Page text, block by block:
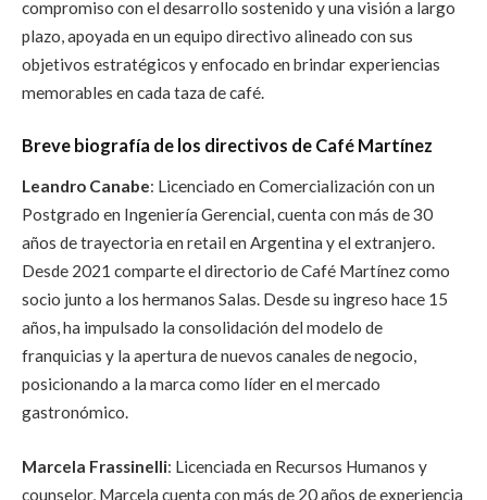
compromiso con el desarrollo sostenido y una visión a largo
plazo, apoyada en un equipo directivo alineado con sus
objetivos estratégicos y enfocado en brindar experiencias
memorables en cada taza de café.
Breve biografía de los directivos de Café Martínez
Leandro Canabe: Licenciado en Comercialización con un
Postgrado en Ingeniería Gerencial, cuenta con más de 30
años de trayectoria en retail en Argentina y el extranjero.
Desde 2021 comparte el directorio de Café Martínez como
socio junto a los hermanos Salas. Desde su ingreso hace 15
años, ha impulsado la consolidación del modelo de
franquicias y la apertura de nuevos canales de negocio,
posicionando a la marca como líder en el mercado
gastronómico.
Marcela Frassinelli: Licenciada en Recursos Humanos y
counselor, Marcela cuenta con más de 20 años de experiencia